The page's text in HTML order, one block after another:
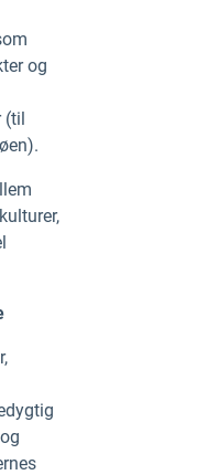
og
(til